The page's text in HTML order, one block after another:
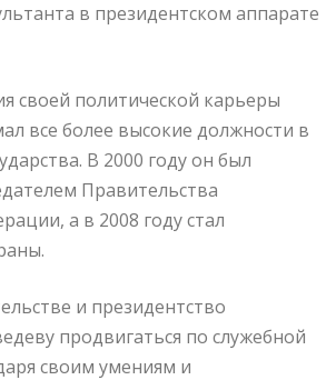
в президентском аппарате
своей политической карьеры
все более высокие должности в
В 2000 году он был
Правительства
а в 2008 году стал
и президентство
продвигаться по служебной
своим умениям и